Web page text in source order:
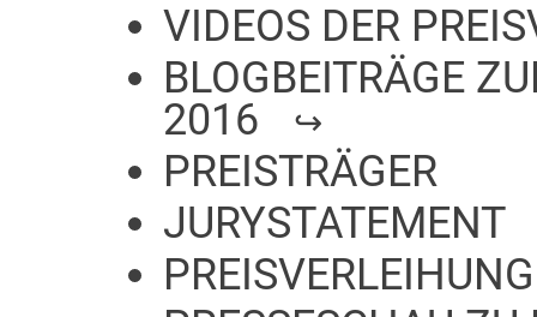
VIDEOS DER
BLOGBEITRÄGE
2016
PREISTRÄGER
JURYSTATEMENT
PREISVERLEIHUNG